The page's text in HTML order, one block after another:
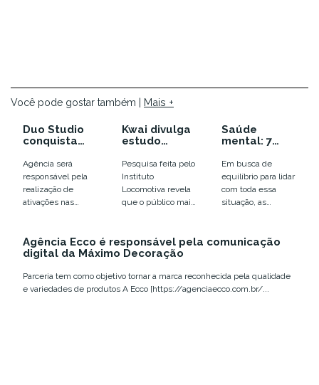
Você pode gostar também | Mais +
Duo Studio
conquista
Rede de
Postos
Agência será
responsável pela
realização de
ativações nas
o maior grupo de
postos de
Kwai divulga
estudo
a força dos
jovens de
classe média
no Brasil
Pesquisa feita pelo
Instituto
Locomotiva revela
que o público mais
ao ano e...
Saúde
mental: 7
integrativas
em ascensão
para fazer de
forma
gratuita
Em busca de
equilíbrio para lidar
com toda essa
situação, as
muitas pessoas.
Agência Ecco é responsável pela comunicação
digital da Máximo Decoração
Parceria tem como objetivo tornar a marca reconhecida pela qualidade
e variedades de produtos A Ecco [https://agenciaecco.com.br/...